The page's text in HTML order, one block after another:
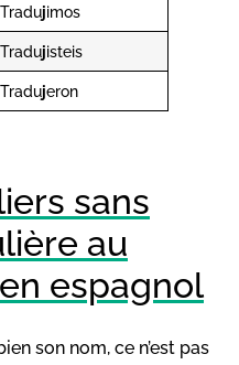
Tradujimos
Tradujisteis
Tradujeron
sans
au
espagnol
son nom, ce n’est pas